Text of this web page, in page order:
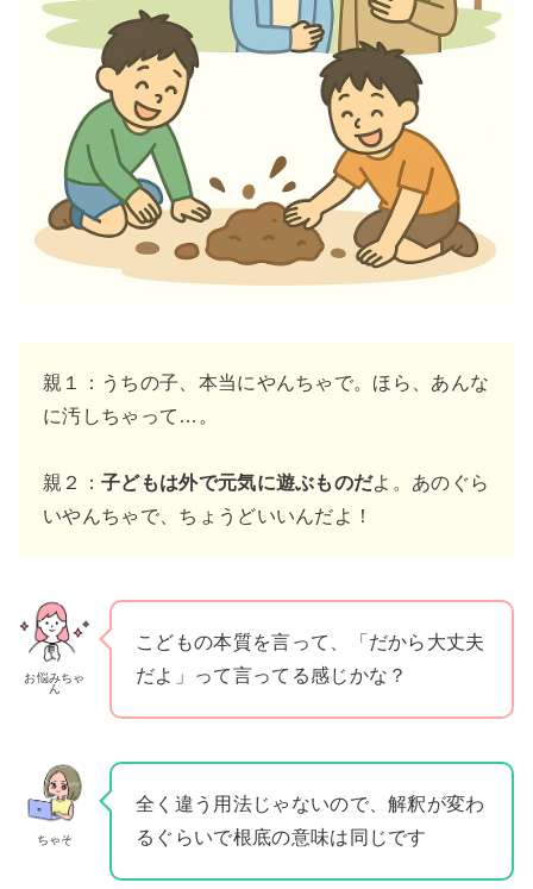
親１：うちの子、本当にやんちゃで。ほら、あんな
に汚しちゃって…。
親２： 子どもは外で元気に遊ぶものだよ。あのぐら
いやんちゃで、ちょうどいいんだよ！
お悩みちゃ
ん
こどもの本質を言って、「だから大丈夫
だよ」って言ってる感じかな？
ちゃそ
全く違う用法じゃないので、解釈が変わ
るぐらいで根底の意味は同じです